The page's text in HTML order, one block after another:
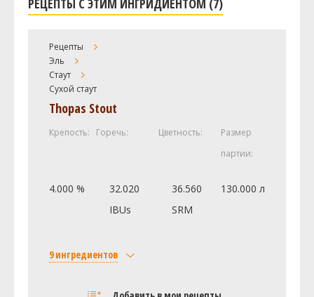
Рецепты
Эль
Стаут
Сухой стаут
Thopas Stout
Крепость: Горечь: Цветность:
Размер
партии:
4.000 %
32.020
IBUs
36.560
SRM
130.000 л
9 ингредиентов